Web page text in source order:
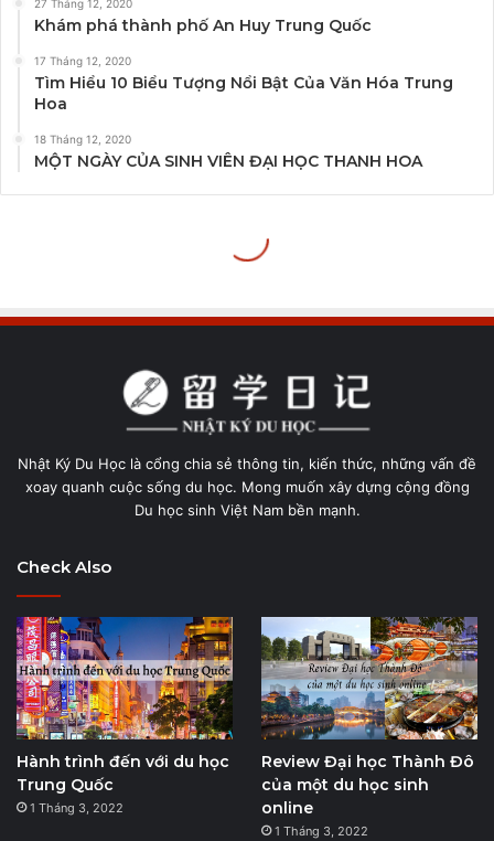
Nhật Ký Du Học là cổng chia sẻ thông tin, kiến thức, những vấn đề
xoay quanh cuộc sống du học. Mong muốn xây dựng cộng đồng
Du học sinh Việt Nam bền mạnh.
Check Also
Hành trình đến với du học
Trung Quốc
1 Tháng 3, 2022
Review Đại học Thành Đô
của một du học sinh
online
1 Tháng 3, 2022